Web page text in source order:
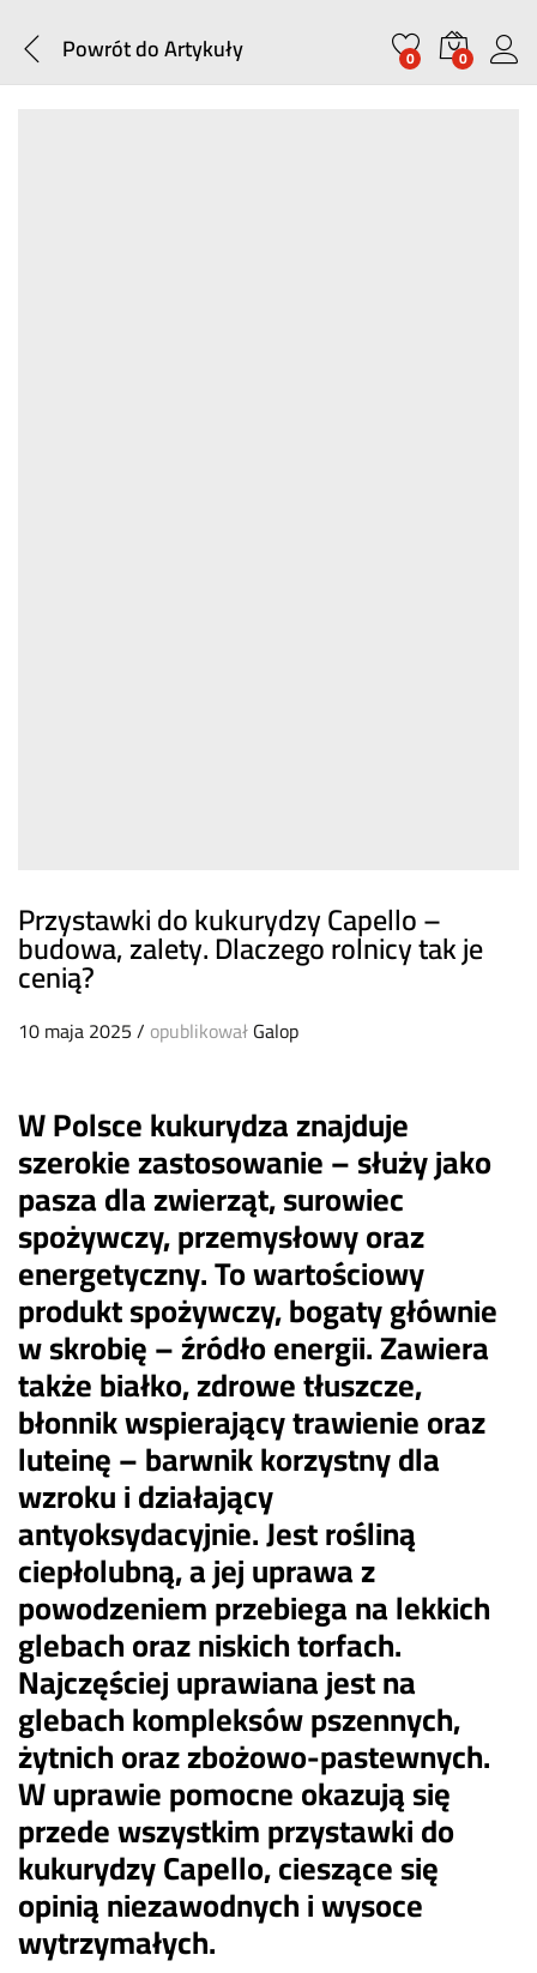
Powrót doArtykuły 0 0
Przystawki do kukurydzy Capello –
budowa, zalety. Dlaczego rolnicy tak je
cenią?
10 maja 2025/ opublikowałGalop
W Polsce kukurydza znajduje
szerokie zastosowanie – służy jako
pasza dla zwierząt, surowiec
spożywczy, przemysłowy oraz
energetyczny. To wartościowy
produkt spożywczy, bogaty głównie
w skrobię – źródło energii. Zawiera
także białko, zdrowe tłuszcze,
błonnik wspierający trawienie oraz
luteinę – barwnik korzystny dla
wzroku i działający
antyoksydacyjnie. Jest rośliną
ciepłolubną, a jej uprawa z
powodzeniem przebiega na lekkich
glebach oraz niskich torfach.
Najczęściej uprawiana jest na
glebach kompleksów pszennych,
żytnich oraz zbożowo-pastewnych.
W uprawie pomocne okazują się
przede wszystkim przystawki do
kukurydzy Capello, cieszące się
opinią niezawodnych i wysoce
wytrzymałych.